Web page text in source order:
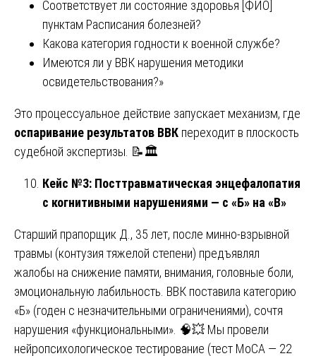
Соответствует ли состояние здоровья [ФИО]
пунктам Расписания болезней?
Какова категория годности к военной службе?
Имеются ли у ВВК нарушения методики
освидетельствования?»
Это процессуальное действие запускает механизм, где
оспаривание результатов ВВК переходит в плоскость
судебной экспертизы. 📝🏛️
Кейс №3: Посттравматическая энцефалопатия
с когнитивными нарушениями — с «Б» на «В»
Старший прапорщик Д., 35 лет, после минно-взрывной
травмы (контузия тяжелой степени) предъявлял
жалобы на снижение памяти, внимания, головные боли,
эмоциональную лабильность. ВВК поставила категорию
«Б» (годен с незначительными ограничениями), сочтя
нарушения «функциональными». 🧠💥 Мы провели
нейропсихологическое тестирование (тест MoCA — 22